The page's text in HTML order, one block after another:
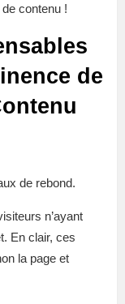
contenu !
de
de rebond.
n’ayant
En clair, ces
la page et